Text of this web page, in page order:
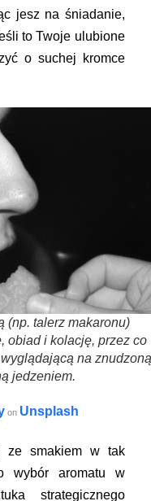
jesz na śniadanie,
to Twoje ulubione
o suchej kromce
(np. talerz makaronu)
obiad i kolację, przez co
na znudzoną
jedzeniem.
on Unsplash
ze smakiem w tak
wybór aromatu w
strategicznego